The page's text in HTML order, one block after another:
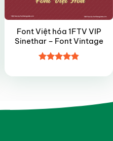
Font Việt hóa 1FTV VIP
Sinethar – Font Vintage
hạng4.85